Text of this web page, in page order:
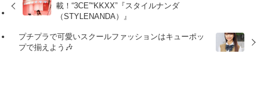
載！“3CE”“KKXX”『スタイルナンダ
（STYLENANDA）』
プチプラで可愛いスクールファッションはキューポッ
プで揃えよう🎶